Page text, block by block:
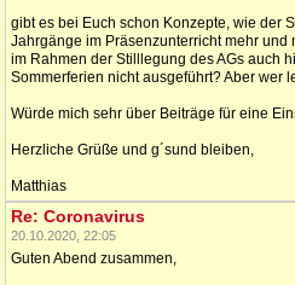
gibt es bei Euch schon Konzepte, wie der
Jahrgänge im Präsenzunterricht mehr und
im Rahmen der Stilllegung des AGs auch
Sommerferien nicht ausgeführt? Aber wer
Würde mich sehr über Beiträge für eine
Herzliche Grüße und g´sund bleiben,
Matthias
Re: Coronavirus
20.10.2020, 22:05
Guten Abend zusammen,